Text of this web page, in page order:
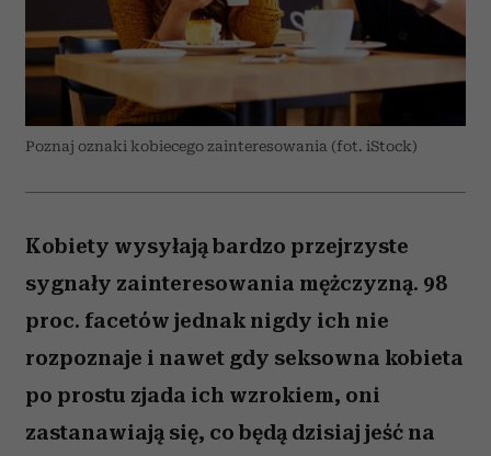
Poznaj oznaki kobiecego zainteresowania (fot. iStock)
Kobiety wysyłają bardzo przejrzyste
sygnały zainteresowania mężczyzną. 98
proc. facetów jednak nigdy ich nie
rozpoznaje i nawet gdy seksowna kobieta
po prostu zjada ich wzrokiem, oni
zastanawiają się, co będą dzisiaj jeść na